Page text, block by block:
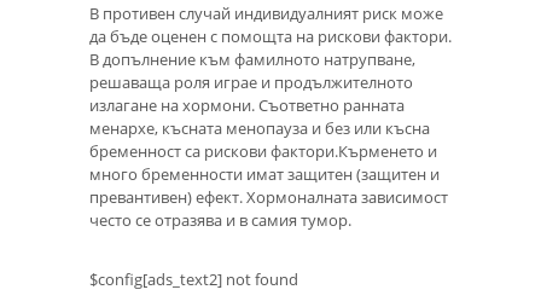
В противен случай индивидуалният риск може
да бъде оценен с помощта на рискови фактори.
В допълнение към фамилното натрупване,
решаваща роля играе и продължителното
излагане на хормони. Съответно ранната
менархе, късната менопауза и без или късна
бременност са рискови фактори.Кърменето и
много бременности имат защитен (защитен и
превантивен) ефект. Хормоналната зависимост
често се отразява и в самия тумор.
$config[ads_text2] not found